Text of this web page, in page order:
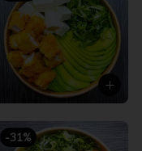
-31%